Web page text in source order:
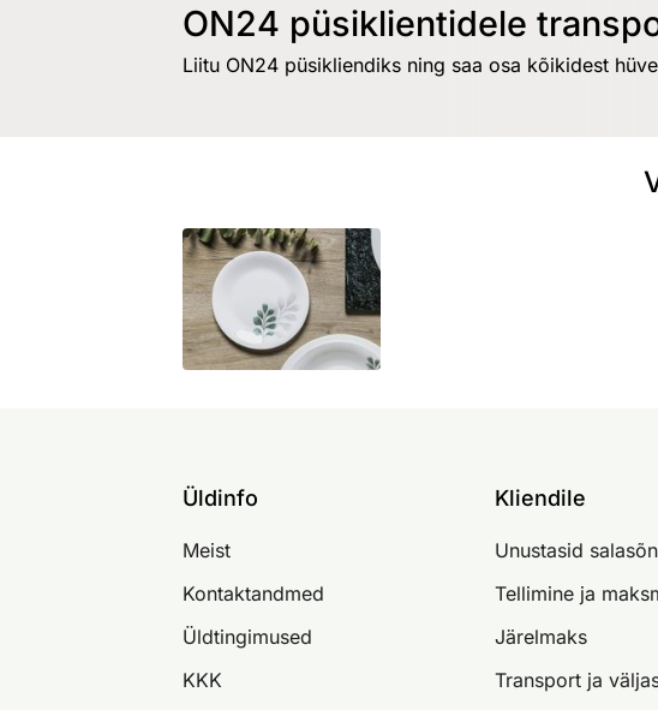
ON24 püsiklientidele
Liitu ON24 püsikliendiks ning saa osa kõikidest
Üldinfo
Meist
Kontaktandmed
Üldtingimused
KKK
Kliendile
Unustasid
Tellimine ja
Järelmaks
Transport ja